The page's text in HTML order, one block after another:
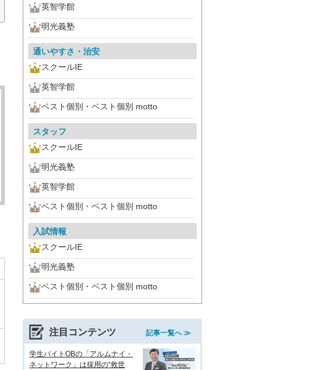
英智学館
明光義塾
通いやすさ・治安
スクールIE
英智学館
ベスト個別・ベスト個別 motto
スタッフ
スクールIE
明光義塾
英智学館
ベスト個別・ベスト個別 motto
入試情報
スクールIE
明光義塾
ベスト個別・ベスト個別 motto
注目コンテンツ 記事一覧へ ≫
学生バイトOBの「アルムナイ・
ネットワーク」は採用の“救世